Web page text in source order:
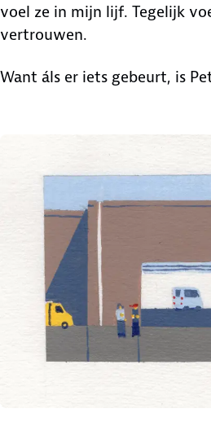
voel ze in mijn lijf. Tegelijk
vertrouwen.
Want áls er iets gebeurt, is